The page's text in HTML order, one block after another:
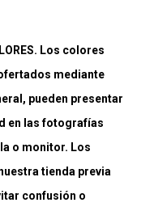
Los colores
mediante
pueden presentar
en las fotografías
o monitor. Los
tienda previa
confusión o